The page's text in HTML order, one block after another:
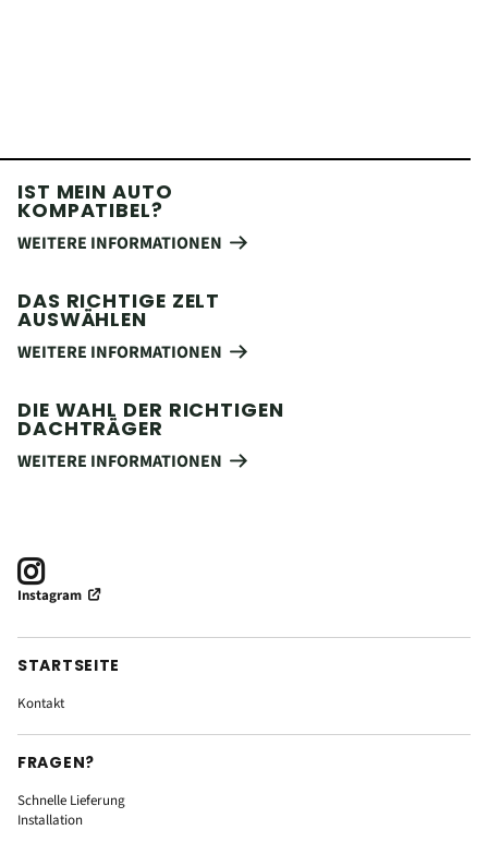
IST MEIN AUTO
KOMPATIBEL?
WEITERE INFORMATIONEN
DAS RICHTIGE ZELT
AUSWÄHLEN
WEITERE INFORMATIONEN
DIE WAHL DER RICHTIGEN
DACHTRÄGER
WEITERE INFORMATIONEN
Instagram
STARTSEITE
Kontakt
FRAGEN?
Schnelle Lieferung
Installation